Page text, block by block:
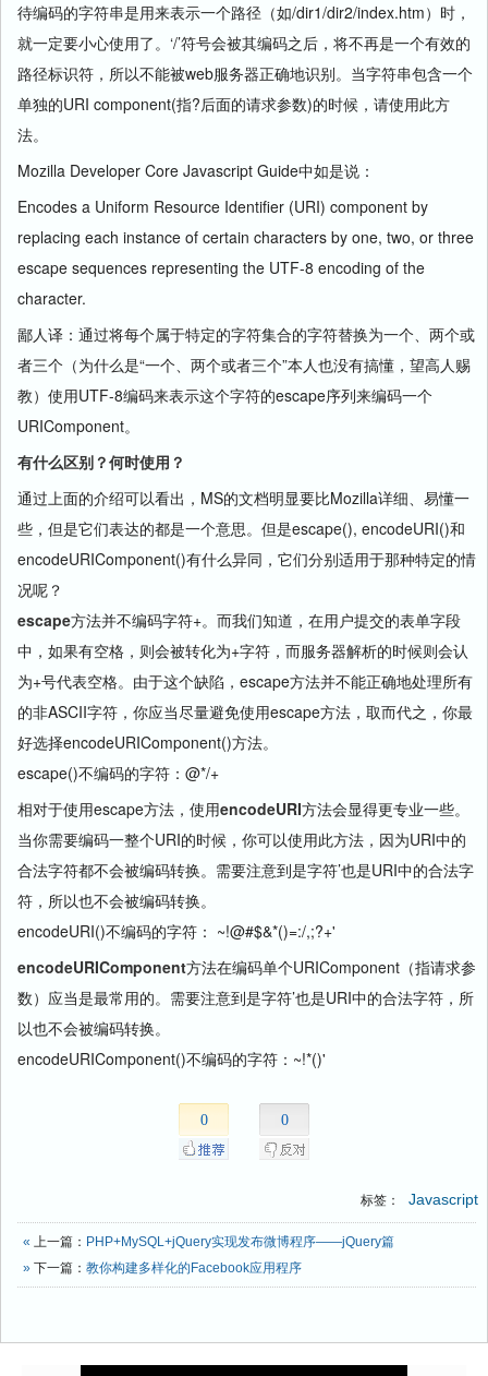
待编码的字符串是用来表示一个路径（如/dir1/dir2/index.htm）时，
就一定要小心使用了。‘/’符号会被其编码之后，将不再是一个有效的
路径标识符，所以不能被web服务器正确地识别。当字符串包含一个
单独的URI component(指?后面的请求参数)的时候，请使用此方
法。
Mozilla Developer Core Javascript Guide中如是说：
Encodes a Uniform Resource Identifier (URI) component by
replacing each instance of certain characters by one, two, or three
escape sequences representing the UTF-8 encoding of the
character.
鄙人译：通过将每个属于特定的字符集合的字符替换为一个、两个或
者三个（为什么是“一个、两个或者三个”本人也没有搞懂，望高人赐
教）使用UTF-8编码来表示这个字符的escape序列来编码一个
URIComponent。
有什么区别？何时使用？
通过上面的介绍可以看出，MS的文档明显要比Mozilla详细、易懂一
些，但是它们表达的都是一个意思。但是escape(), encodeURI()和
encodeURIComponent()有什么异同，它们分别适用于那种特定的情
况呢？
escape方法并不编码字符+。而我们知道，在用户提交的表单字段
中，如果有空格，则会被转化为+字符，而服务器解析的时候则会认
为+号代表空格。由于这个缺陷，escape方法并不能正确地处理所有
的非ASCII字符，你应当尽量避免使用escape方法，取而代之，你最
好选择encodeURIComponent()方法。
escape()不编码的字符：@*/+
相对于使用escape方法，使用encodeURI方法会显得更专业一些。
当你需要编码一整个URI的时候，你可以使用此方法，因为URI中的
合法字符都不会被编码转换。需要注意到是字符’也是URI中的合法字
符，所以也不会被编码转换。
encodeURI()不编码的字符： ~!@#$&*()=:/,;?+'
encodeURIComponent方法在编码单个URIComponent（指请求参
数）应当是最常用的。需要注意到是字符’也是URI中的合法字符，所
以也不会被编码转换。
encodeURIComponent()不编码的字符：~!*()'
0 0
标签： Javascript
« 上一篇： PHP+MySQL+jQuery实现发布微博程序——jQuery篇
» 下一篇： 教你构建多样化的Facebook应用程序